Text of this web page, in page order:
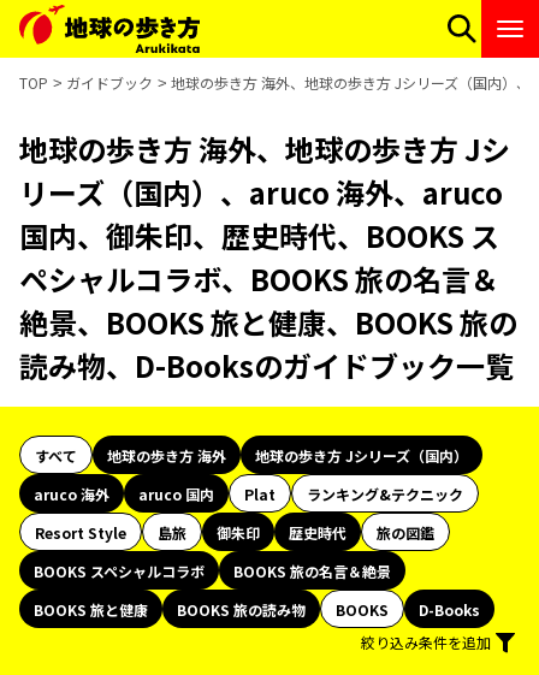
TOP ガイドブック 地球の歩き方 海外、地球の歩き方 Jシリーズ（国内）
地球の歩き方 海外、地球の歩き方 Jシ
リーズ（国内）、aruco 海外、aruco
国内、御朱印、歴史時代、BOOKS ス
ペシャルコラボ、BOOKS 旅の名言＆
絶景、BOOKS 旅と健康、BOOKS 旅の
読み物、D-Booksのガイドブック一覧
すべて 地球の歩き方 海外
地球の歩き方 Jシリーズ（国内）
aruco 海外
aruco 国内 Plat
ランキング&テクニック
Resort Style
島旅 御朱印 歴史時代
旅の図鑑
BOOKS スペシャルコラボ
BOOKS 旅の名言＆絶景
BOOKS 旅と健康
BOOKS 旅の読み物 BOOKS
D-Books
絞り込み条件を追加